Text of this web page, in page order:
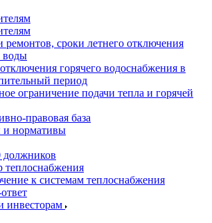
ремонтов, сроки летнего отключения
воды
горячего водоснабжения в
период
ограничение подачи тепла и горячей
правовая база
нормативы
должников
теплоснабжения
к системам теплоснабжения
инвесторам